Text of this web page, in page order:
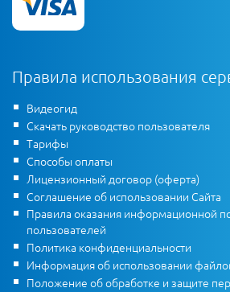
Правила использования
Видеогид
Скачать руководство пользователя
Тарифы
Способы оплаты
Лицензионный договор (оферта)
Соглашение об использовании Сайта
Правила оказания информационной
пользователей
Политика конфиденциальности
Информация об использовании
Положение об обработке и защите